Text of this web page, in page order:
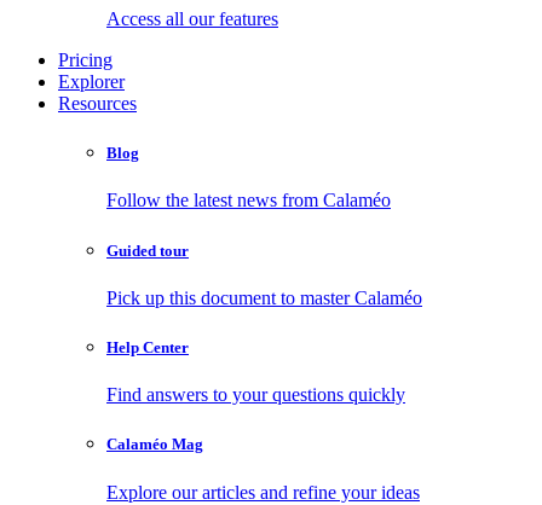
Access all our features
Pricing
Explorer
Resources
Blog
Follow the latest news from Calaméo
Guided tour
Pick up this document to master Calaméo
Help Center
Find answers to your questions quickly
Calaméo Mag
Explore our articles and refine your ideas